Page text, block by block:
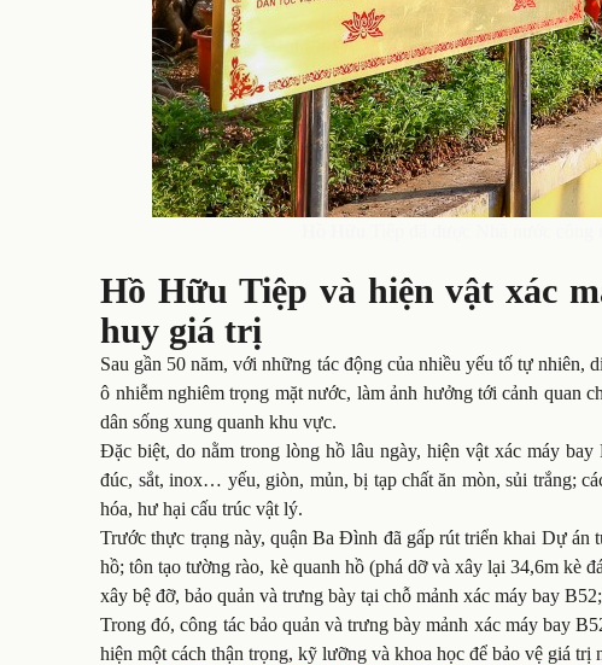
Hồ Hữu Tiệp và hiện vật xác
huy giá trị
Sau gần 50 năm, với những tác động của nhiều yếu tố tự nhiên,
ô nhiễm nghiêm trọng mặt nước, làm ảnh hưởng tới cảnh quan
dân sống xung quanh khu vực.
Đặc biệt, do nằm trong lòng hồ lâu ngày, hiện vật xác máy
đúc, sắt, inox… yếu, giòn, mủn, bị tạp chất ăn mòn, sủi trắng;
hóa, hư hại cấu trúc vật lý.
Trước thực trạng này, quận Ba Đình đã gấp rút triển khai Dự
hồ; tôn tạo tường rào, kè quanh hồ (phá dỡ và xây lại 34,6m kè
xây bệ đỡ, bảo quản và trưng bày tại chỗ mảnh xác máy bay
Trong đó, công tác bảo quản và trưng bày mảnh xác máy bay
hiện một cách thận trọng, kỹ lưỡng và khoa học để bảo vệ giá